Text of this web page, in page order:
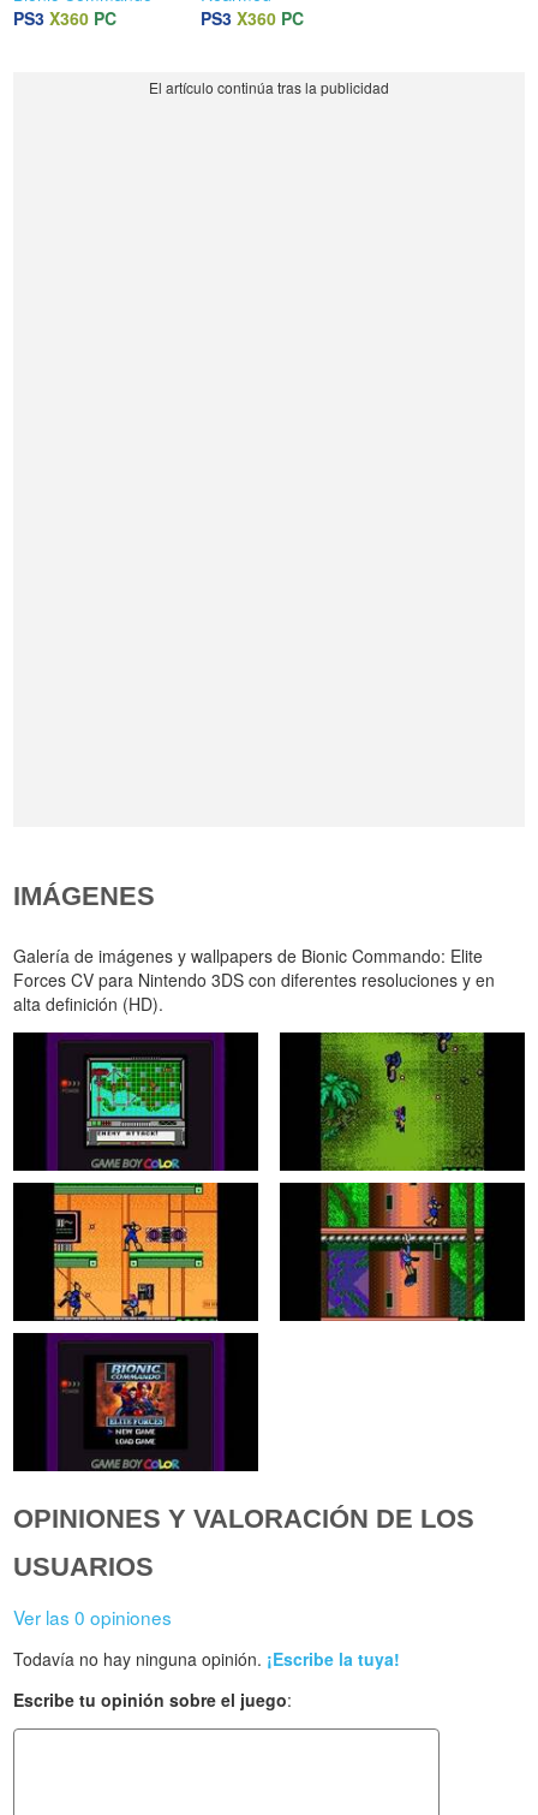
PS3 X360 PC
PS3 X360 PC
IMÁGENES
Galería de imágenes y wallpapers de Bionic Commando: Elite
Forces CV para Nintendo 3DS con diferentes resoluciones y en
alta definición (HD).
OPINIONES Y VALORACIÓN DE LOS
USUARIOS
Ver las 0 opiniones
Todavía no hay ninguna opinión. ¡Escribe la tuya!
Escribe tu opinión sobre el juego: